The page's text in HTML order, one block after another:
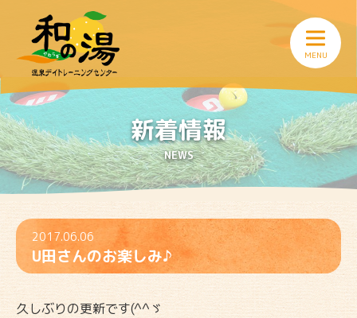
新着情報
NEWS
2017.06.06
U田さんのお楽しみ♪
久しぶりの更新です(^^ゞ